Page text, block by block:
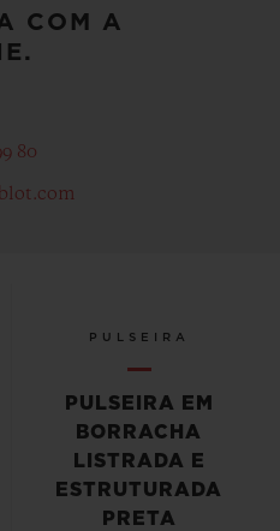
COM A
80
PULSEIRA
PULSEIRA EM
BORRACHA
LISTRADA E
ESTRUTURADA
PRETA